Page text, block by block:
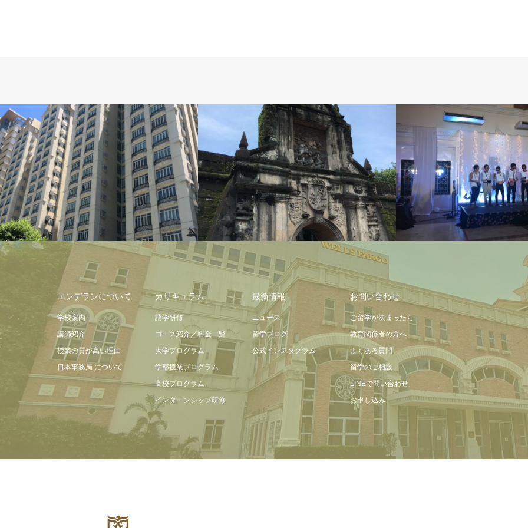
授業 周辺情報
エンデランについて
学校案内
講師紹介
授業の質が高い理由
日本事務局 について
カリキュラム
語学研修
コース紹介／料金一覧
大学プログラム
学部授業プログラム
高校プログラム
インターンシップ研修
最新情報
ニュース
留学ブログ
公式インスタグラム
お問い合わせ
ご留学が決まったら
教育関係者の方へ
よくある質問
留学のご相談
LINEで問い合わせ
お申し込み